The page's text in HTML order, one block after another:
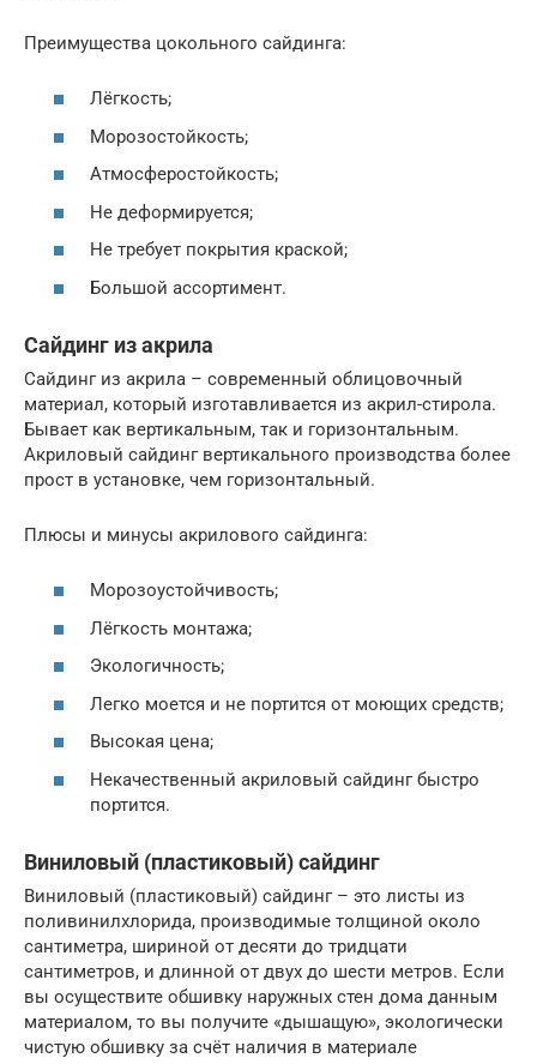
Преимущества цокольного сайдинга:
Лёгкость;
Морозостойкость;
Атмосферостойкость;
Не деформируется;
Не требует покрытия краской;
Большой ассортимент.
Сайдинг из акрила
Сайдинг из акрила – современный облицовочный
материал, который изготавливается из акрил-стирола.
Бывает как вертикальным, так и горизонтальным.
Акриловый сайдинг вертикального производства более
прост в установке, чем горизонтальный.
Плюсы и минусы акрилового сайдинга:
Морозоустойчивость;
Лёгкость монтажа;
Экологичность;
Легко моется и не портится от моющих средств;
Высокая цена;
Некачественный акриловый сайдинг быстро
портится.
Виниловый (пластиковый) сайдинг
Виниловый (пластиковый) сайдинг – это листы из
поливинилхлорида, производимые толщиной около
сантиметра, шириной от десяти до тридцати
сантиметров, и длинной от двух до шести метров. Если
вы осуществите обшивку наружных стен дома данным
материалом, то вы получите «дышащую», экологически
чистую обшивку за счёт наличия в материале